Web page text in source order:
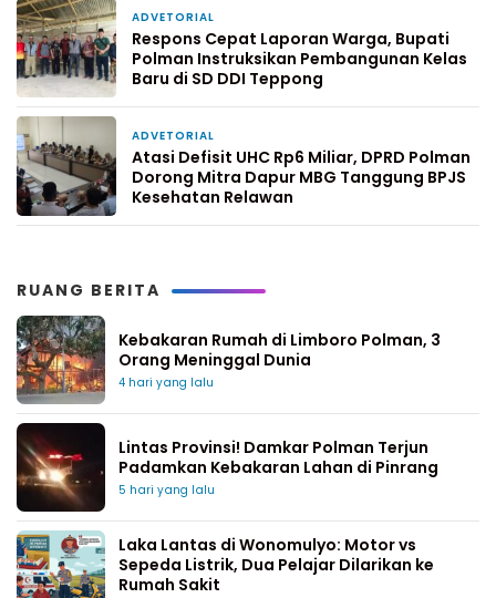
ADVETORIAL
Respons Cepat Laporan Warga, Bupati
Polman Instruksikan Pembangunan Kelas
Baru di SD DDI Teppong
ADVETORIAL
Atasi Defisit UHC Rp6 Miliar, DPRD Polman
Dorong Mitra Dapur MBG Tanggung BPJS
Kesehatan Relawan
RUANG BERITA
Kebakaran Rumah di Limboro Polman, 3
Orang Meninggal Dunia
4 hari yang lalu
Lintas Provinsi! Damkar Polman Terjun
Padamkan Kebakaran Lahan di Pinrang
5 hari yang lalu
Laka Lantas di Wonomulyo: Motor vs
Sepeda Listrik, Dua Pelajar Dilarikan ke
Rumah Sakit